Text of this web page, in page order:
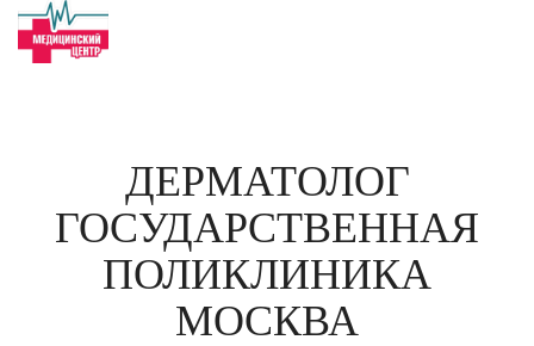
ДЕРМАТОЛОГ
ГОСУДАРСТВЕННАЯ
ПОЛИКЛИНИКА
МОСКВА